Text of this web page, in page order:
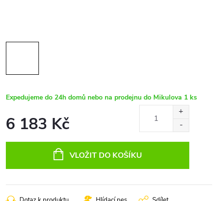
Expedujeme do 24h domů nebo na prodejnu do Mikulova 1 ks
6 183 Kč
VLOŽIT DO KOŠÍKU